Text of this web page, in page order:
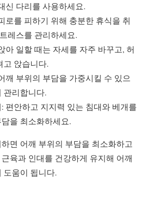
신 다리를 사용하세요.
로를 피하기 위해 충분한 휴식을 취
레스를 관리하세요.
아 일할 때는 자세를 자주 바꾸고, 허
고 앉습니다.
깨 부위의 부담을 가중시킬 수 있으
관리합니다.
편안하고 지지력 있는 침대와 베개를
을 최소화하세요.
면 어깨 부위의 부담을 최소화하고
육과 인대를 건강하게 유지해 어깨
도움이 됩니다.